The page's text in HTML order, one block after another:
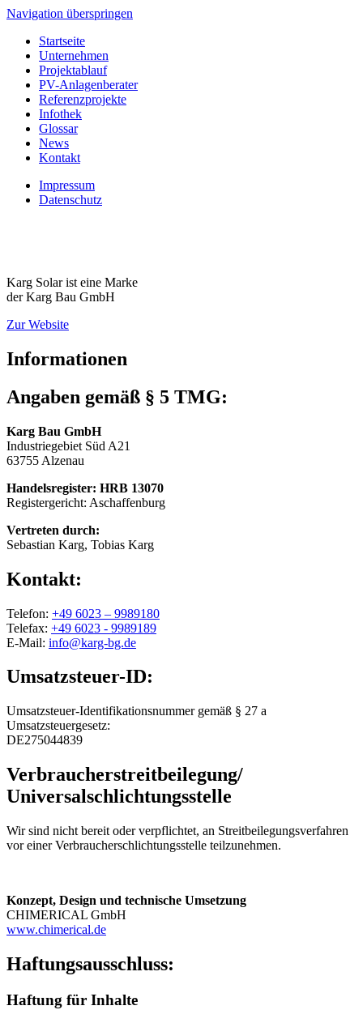
Navigation überspringen
Startseite
Unternehmen
Projektablauf
PV-Anlagenberater
Referenzprojekte
Infothek
Glossar
News
Kontakt
Impressum
Datenschutz
Karg Solar ist eine Marke
der Karg Bau GmbH
Zur Website
Informationen
Angaben gemäß § 5 TMG:
Karg Bau GmbH
Industriegebiet Süd A21
63755 Alzenau
Handelsregister: HRB 13070
Registergericht: Aschaffenburg
Vertreten durch:
Sebastian Karg, Tobias Karg
Kontakt:
Telefon: +49 6023 – 9989180
Telefax: +49 6023 - 9989189
E-Mail: info@karg-bg.de
Umsatzsteuer-ID:
Umsatzsteuer-Identifikationsnummer gemäß § 27 a
Umsatzsteuergesetz:
DE275044839
Verbraucherstreitbeilegung/
Universalschlichtungsstelle
Wir sind nicht bereit oder verpflichtet, an Streitbeilegungsverfahren
vor einer Verbraucherschlichtungsstelle teilzunehmen.
Konzept, Design und technische Umsetzung
CHIMERICAL GmbH
www.chimerical.de
Haftungsausschluss:
Haftung für Inhalte